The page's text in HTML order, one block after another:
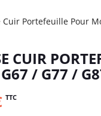
Cuir Portefeuille Pour
CUIR
/ G77 /
TTC